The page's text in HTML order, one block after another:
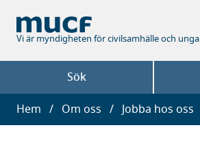
huvudinnehåll
Vi är myndigheten för civilsamhälle och unga
Sök
Länkstig
Hem Om oss Jobba hos oss